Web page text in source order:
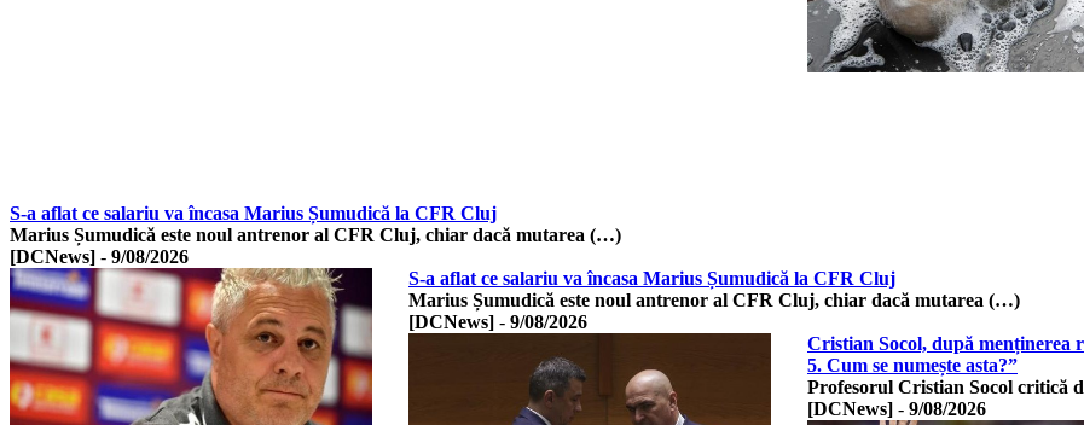
S-a aflat ce salariu va încasa Marius Șumudică la CFR Cluj
Marius Șumudică este noul antrenor al CFR Cluj, chiar dacă mutarea (…)
[DCNews] - 9/08/2026
S-a aflat ce salariu va încasa Marius Șumudică la CFR Cluj
Marius Șumudică este noul antrenor al CFR Cluj, chiar dacă mutarea (…)
[DCNews] - 9/08/2026
Cristian Socol, după menținerea
5. Cum se numește asta?”
Profesorul Cristian Socol critică
[DCNews] - 9/08/2026